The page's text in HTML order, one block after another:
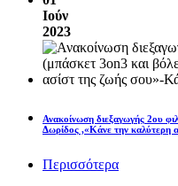
Ιούν
2023
Ανακοίνωση διεξαγωγής 2ου
Δωρίδος ,«Κάνε την καλύτερη
Περισσότερα